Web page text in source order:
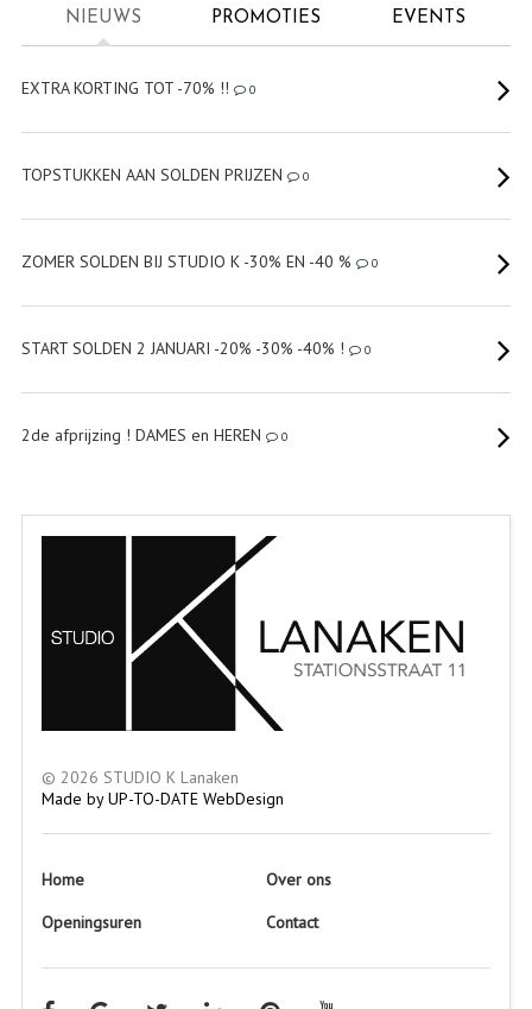
NIEUWS PROMOTIES EVENTS
EXTRA KORTING TOT -70% !! 0
TOPSTUKKEN AAN SOLDEN PRIJZEN 0
ZOMER SOLDEN BIJ STUDIO K -30% EN -40 % 0
START SOLDEN 2 JANUARI -20% -30% -40% ! 0
2de afprijzing ! DAMES en HEREN 0
©2026 STUDIO K Lanaken
Made by UP-TO-DATE WebDesign
Home
Over ons
Openingsuren
Contact